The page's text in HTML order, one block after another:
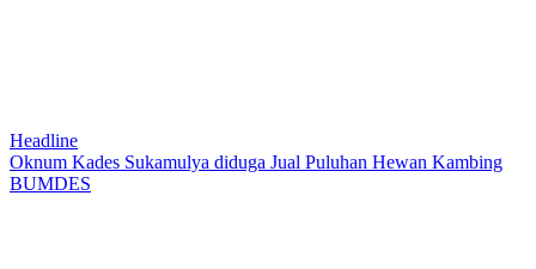
Headline
Oknum Kades Sukamulya diduga Jual Puluhan Hewan Kambing
BUMDES